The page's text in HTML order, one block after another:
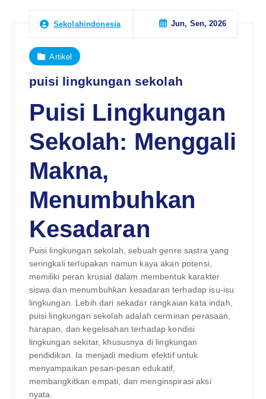
Sekolahindonesia Jun, Sen, 2026
Artikel
puisi lingkungan sekolah
Puisi Lingkungan
Sekolah: Menggali
Makna,
Menumbuhkan
Kesadaran
Puisi lingkungan sekolah, sebuah genre sastra yang
seringkali terlupakan namun kaya akan potensi,
memiliki peran krusial dalam membentuk karakter
siswa dan menumbuhkan kesadaran terhadap isu-isu
lingkungan. Lebih dari sekadar rangkaian kata indah,
puisi lingkungan sekolah adalah cerminan perasaan,
harapan, dan kegelisahan terhadap kondisi
lingkungan sekitar, khususnya di lingkungan
pendidikan. Ia menjadi medium efektif untuk
menyampaikan pesan-pesan edukatif,
membangkitkan empati, dan menginspirasi aksi
nyata.